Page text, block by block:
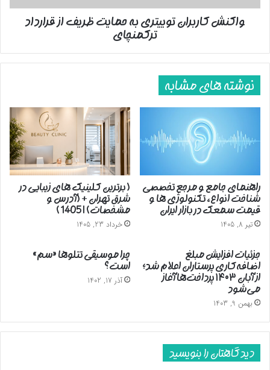
ترکمنچای
واکنش کاربران توییتری به حمایت ظریف از قرارداد
ترکمنچای
نوشته های مشابه
راهنمای جامع و مرجع تخصصی
شناخت انواع، تکنولوژی ها و
قیمت سمعک در بازار ایران
تیر 8, 1405
( برترین کلینیک های زیبایی در
شرق تهران + (آدرس و
مشخصات) | 1405 )
خرداد 23, 1405
جزئیات افزایش مبلغ
اضافه‌کاری پرستاران اعلام شد؛
از آبان ۱۴۰۳ پرداخت‌ها آغاز
می‌شود
بهمن 9, 1403
چرا موسیقی تتلوها «سم»
است؟
آذر 17, 1402
دیدگاهتان را بنویسید